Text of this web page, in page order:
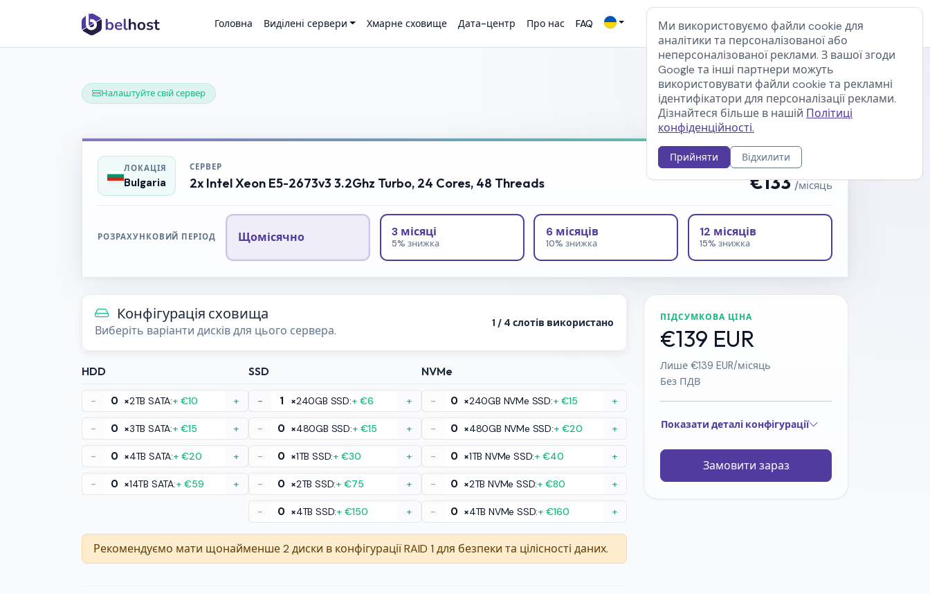
Головна Виділені сервери Хмарне сховище Дата-центр Про нас FAQ Реєстрація Вхід для клієнтів
Налаштуйте свій сервер Змінити сервер
ЛОКАЦІЯ
Bulgaria
СЕРВЕР
2x Intel Xeon E5-2673v3 3.2Ghz Turbo, 24 Cores, 48 Threads
БАЗОВА ЦІНА
€133/місяць
РОЗРАХУНКОВИЙ ПЕРІОД Щомісячно 3 місяці
5% знижка
6 місяців
10% знижка
12 місяців
15% знижка
Конфігурація сховища
Виберіть варіанти дисків для цього сервера.
1 / 4 слотів використано
HDD
- ×2TB SATA:+ €10 +
- ×3TB SATA:+ €15 +
- ×4TB SATA:+ €20 +
- ×14TB SATA:+ €59 +
SSD
- ×240GB SSD:+ €6 +
- ×480GB SSD:+ €15 +
- ×1TB SSD:+ €30 +
- ×2TB SSD:+ €75 +
- ×4TB SSD:+ €150 +
NVMe
- ×240GB NVMe SSD:+ €15 +
- ×480GB NVMe SSD:+ €20 +
- ×1TB NVMe SSD:+ €40 +
- ×2TB NVMe SSD:+ €80 +
- ×4TB NVMe SSD:+ €160 +
Рекомендуємо мати щонайменше 2 диски в конфігурації RAID 1 для безпеки та цілісності даних.
ПІДСУМКОВА ЦІНА
€139 EUR
Лише €139 EUR/місяць
Без ПДВ
Показати деталі конфігурації
Замовити зараз
Ми використовуємо файли cookie для
аналітики та персоналізованої або
неперсоналізованої реклами. З вашої згоди
Google та інші партнери можуть
використовувати файли cookie та рекламні
ідентифікатори для персоналізації реклами.
Дізнайтеся більше в нашій Політиці
конфіденційності.
Прийняти Відхилити